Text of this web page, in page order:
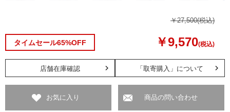
￥27,500(税込)
タイムセール65%OFF ￥9,570(税込)
「取寄購入」について
店舗在庫確認
お気に入り 商品の問い合わせ